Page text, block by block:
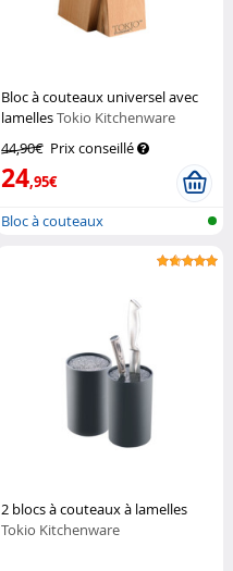
Bloc à couteaux universel avec
lamellesTokio Kitchenware
44,90€ Prix conseillé
24,95€
Bloc à couteaux
2 blocs à couteaux à lamelles
Tokio Kitchenware